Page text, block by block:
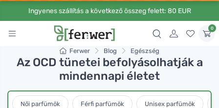
Ingyenes szállítás a következő összeg felett: 80 EUR
0
Ferwer Blog Egészség
Az OCD tünetei befolyásolhatják a
mindennapi életet
Női parfümök Férfi parfümök Unisex parfümök